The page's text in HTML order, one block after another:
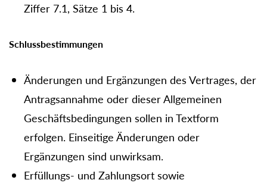
Ziffer 7.1, Sätze 1 bis 4.
Schlussbestimmungen
Änderungen und Ergänzungen des Vertrages, der
Antragsannahme oder dieser Allgemeinen
Geschäftsbedingungen sollen in Textform
erfolgen. Einseitige Änderungen oder
Ergänzungen sind unwirksam.
Erfüllungs- und Zahlungsort sowie